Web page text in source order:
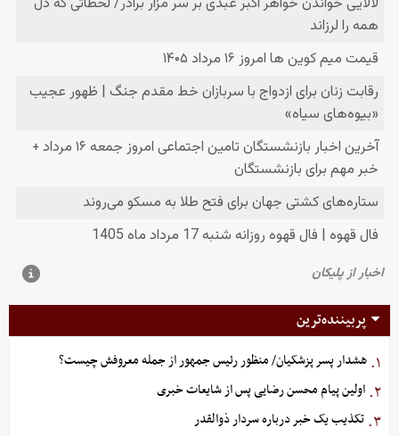
پربیننده‌ترین
۱. هشدار پسر پزشکیان/ منظور رئیس جمهور از جمله معروفش چیست؟
۲. اولین پیام محسن رضایی پس از شایعات خبری
۳. تکذیب یک خبر درباره سردار ذوالقدر